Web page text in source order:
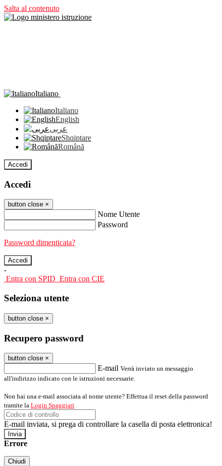
Salta al contenuto
Italiano
Italiano
English
عربى
Shqiptare
Română
Accedi
Accedi
button close ×
Nome Utente
Password
Password dimenticata?
-
Entra con SPID Entra con CIE
Seleziona utente
button close ×
Recupero password
button close ×
E-mail Verrà inviato un messaggio
all'indirizzo indicato con le istruzioni necessarie.
Non hai una e-mail associata al nome utente? Effettua il reset della password
tramite la Login Spaggiari
E-mail inviata, si prega di controllare la casella di posta elettronica!
Errore
Chiudi